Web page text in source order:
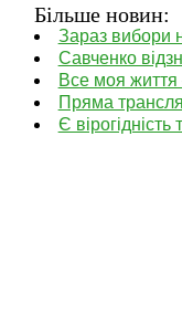
Більше новин:
Зараз вибори
Савченко
Все моя життя
Пряма
Є